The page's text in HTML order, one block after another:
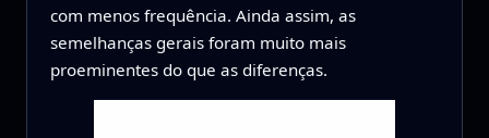
com menos frequência. Ainda assim, as
semelhanças gerais foram muito mais
proeminentes do que as diferenças.